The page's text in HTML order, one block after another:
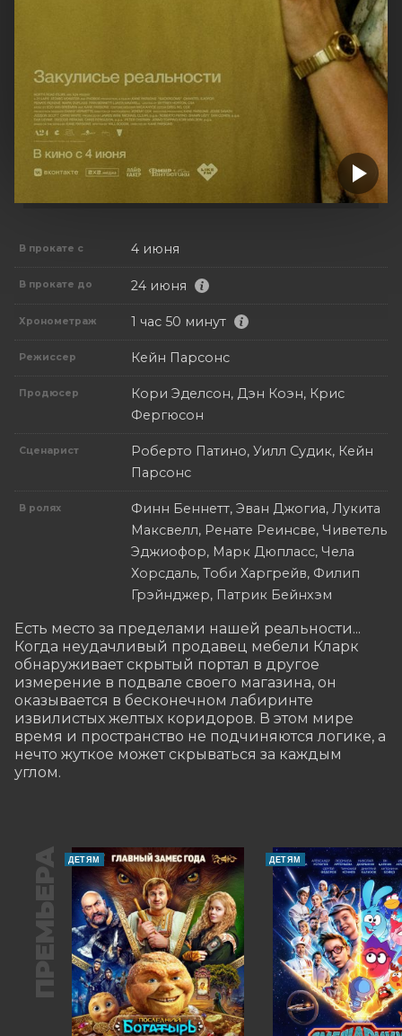
В прокате с 4 июня
В прокате до 24 июня
Хронометраж 1 час 50 минут
Режиссер Кейн Парсонс
Продюсер
Кори Эделсон, Дэн Коэн, Крис
Фергюсон
Сценарист
Роберто Патино, Уилл Судик, Кейн
Парсонс
В ролях
Финн Беннетт, Эван Джогиа, Лукита
Максвелл, Ренате Реинсве, Чиветель
Эджиофор, Марк Дюпласс, Чела
Хорсдаль, Тоби Харгрейв, Филип
Грэйнджер, Патрик Бейнхэм
Есть место за пределами нашей реальности...
Когда неудачливый продавец мебели Кларк
обнаруживает скрытый портал в другое
измерение в подвале своего магазина, он
оказывается в бесконечном лабиринте
извилистых желтых коридоров. В этом мире
время и пространство не подчиняются логике, а
нечто жуткое может скрываться за каждым
углом.
ПРЕМЬЕРА ДЕТЯМ ДЕТЯМ